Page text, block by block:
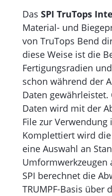
Das SPI TruTops
Material- und
von TruTops Bend
diese Weise ist die
Fertigungsradien
schon während der
Daten gewährleistet.
Daten wird mit der
File zur Verwendung
Komplettiert wird
eine Auswahl an
Umformwerkzeugen
SPI berechnet die
TRUMPF-Basis über